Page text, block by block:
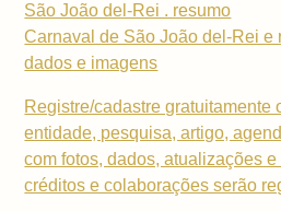
São João del-Rei . resumo
Carnaval de São João del-Rei e
dados e imagens
Registre/cadastre gratuitamente
entidade, pesquisa, artigo,
com fotos, dados, atualizações
créditos e colaborações serão